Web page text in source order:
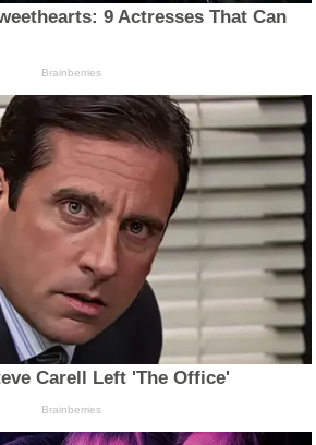
9 Actresses That Can
Brainberries
Carell Left 'The Office'
Brainberries